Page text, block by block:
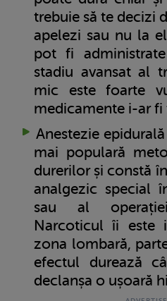
trebuie să te decizi
apelezi sau nu la
pot fi
stadiu avansat al
mic este foarte
medicamente i-ar fi
Anestezie
mai populară
durerilor și constă
analgezic special
sau al
Narcoticul îi este
zona lombară,
efectul durează
declanșa o ușoară